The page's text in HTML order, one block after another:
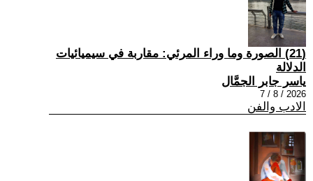
(21) الصورة وما وراء المرئي: مقاربة في سيميائيات
الدلالة
ياسر جابر الجمَّال
2026 / 8 / 7
الادب والفن